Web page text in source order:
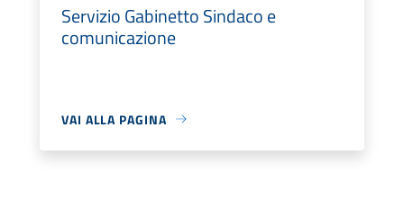
Servizio Gabinetto Sindaco e
comunicazione
VAI ALLA PAGINA